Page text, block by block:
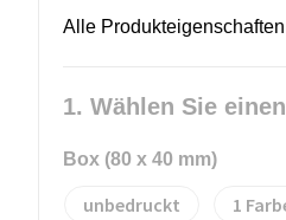
Alle
1. Wählen Sie
Box (80 x 40 mm)
unbedruckt 1